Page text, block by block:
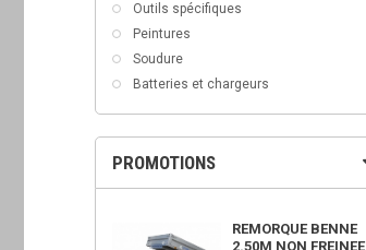
Outils spécifiques
Peintures
Soudure
Batteries et chargeurs
PROMOTIONS
REMORQUE BENNE
2.50M NON FREINEE